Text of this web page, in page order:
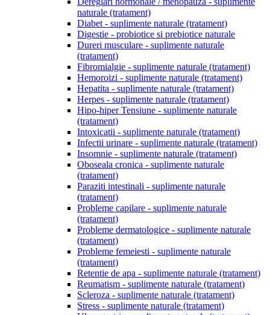
naturale (tratament)
Diabet - suplimente naturale (tratament)
Digestie - probiotice si prebiotice naturale
Dureri musculare - suplimente naturale
(tratament)
Fibromialgie - suplimente naturale (tratament)
Hemoroizi - suplimente naturale (tratament)
Hepatita - suplimente naturale (tratament)
Herpes - suplimente naturale (tratament)
Hipo-hiper Tensiune - suplimente naturale
(tratament)
Intoxicatii - suplimente naturale (tratament)
Infectii urinare - suplimente naturale (tratament)
Insomnie - suplimente naturale (tratament)
Oboseala cronica - suplimente naturale
(tratament)
Paraziti intestinali - suplimente naturale
(tratament)
Probleme capilare - suplimente naturale
(tratament)
Probleme dermatologice - suplimente naturale
(tratament)
Probleme femeiesti - suplimente naturale
(tratament)
Retentie de apa - suplimente naturale (tratament)
Reumatism - suplimente naturale (tratament)
Scleroza - suplimente naturale (tratament)
Stress - suplimente naturale (tratament)